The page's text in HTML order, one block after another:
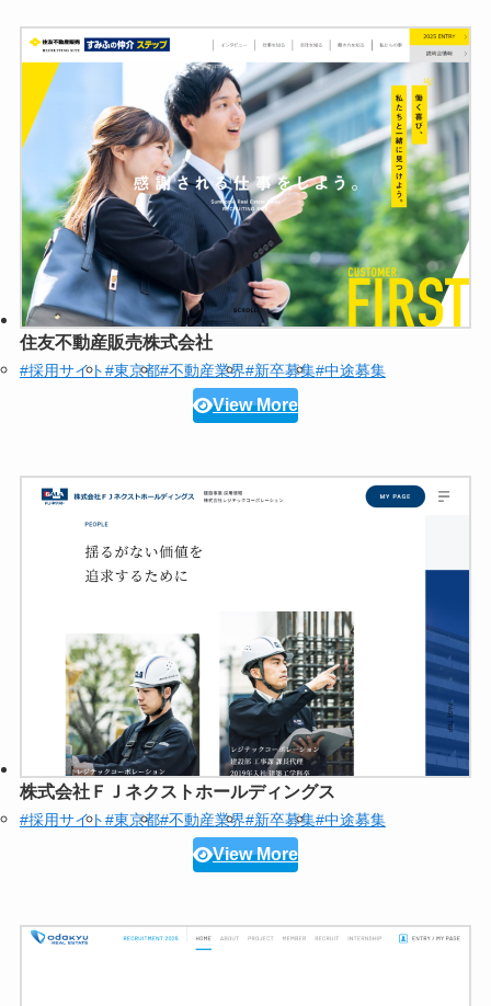
住友不動産販売株式会社
#採用サイト#東京都#不動産業界#新卒募集#中途募集
View More
株式会社ＦＪネクストホールディングス
#採用サイト#東京都#不動産業界#新卒募集#中途募集
View More